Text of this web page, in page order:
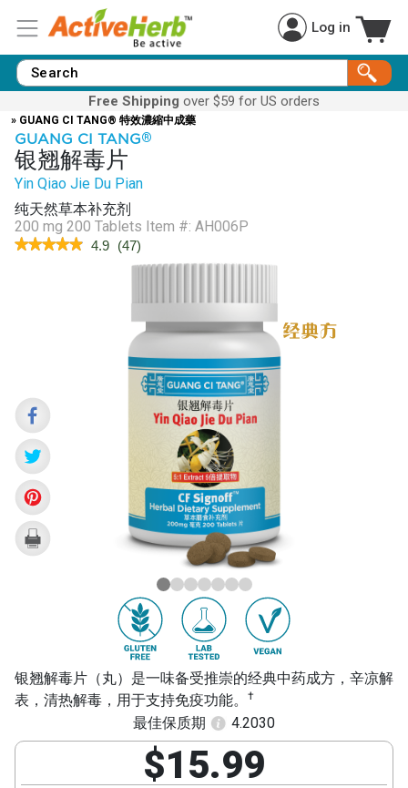
Log in
Free Shipping over $59 for US orders
» GUANG CI TANG® 特效濃縮中成藥
GUANG CI TANG®
银翘解毒片
Yin Qiao Jie Du Pian
纯天然草本补充剂
200 mg 200 Tablets Item #: AH006P
★★★★★
★★★★★
(Yin
Qiao
Du
Pian)
4.9 (47)
银翘解毒片（丸）是一味备受推崇的经典中药成方，辛凉解
表，清热解毒，用于支持免疫功能。
†
最佳保质期 4.2030
$15.99